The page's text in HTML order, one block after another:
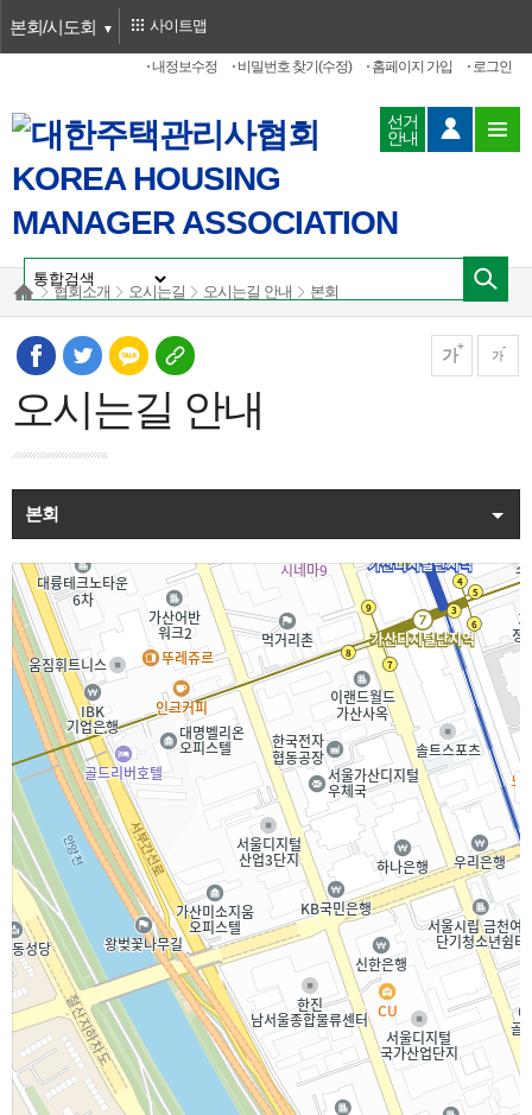
본회/시도회
로그인
홈페이지 가입
비밀번호 찾기(수정)
내정보수정
사이트맵
선거
안내
협회소개 오시는길 오시는길 안내 본회
가 가
오시는길 안내
본회